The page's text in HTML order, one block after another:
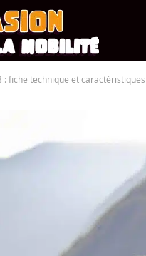
: fiche technique et caractéristiques